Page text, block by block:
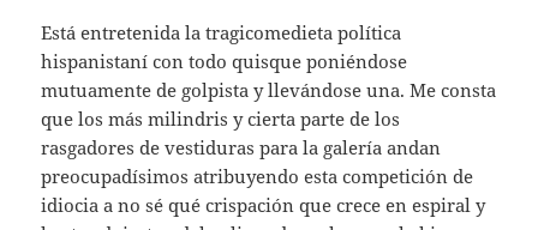
Está entretenida la tragicomedieta política
hispanistaní con todo quisque poniéndose
mutuamente de golpista y llevándose una. Me consta
que los más milindris y cierta parte de los
rasgadores de vestiduras para la galería andan
preocupadísimos atribuyendo esta competición de
idiocia a no sé qué crispación que crece en espiral y